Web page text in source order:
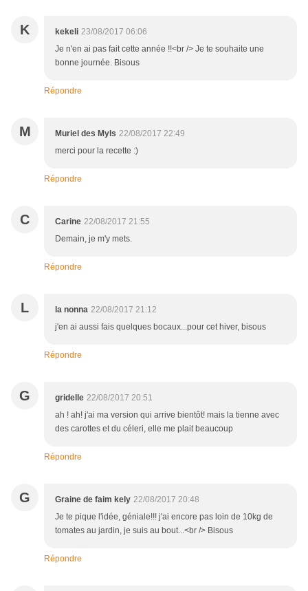
K kekeli 23/08/2017 06:06
Je n'en ai pas fait cette année !!<br /> Je te souhaite une
bonne journée. Bisous
Répondre
M Muriel des Myls 22/08/2017 22:49
merci pour la recette :)
Répondre
C Carine 22/08/2017 21:55
Demain, je m'y mets.
Répondre
L la nonna 22/08/2017 21:12
j'en ai aussi fais quelques bocaux...pour cet hiver, bisous
Répondre
G gridelle 22/08/2017 20:51
ah ! ah! j'ai ma version qui arrive bientôt! mais la tienne avec
des carottes et du céleri, elle me plait beaucoup
Répondre
G Graine de faim kely 22/08/2017 20:48
Je te pique l'idée, géniale!!! j'ai encore pas loin de 10kg de
tomates au jardin, je suis au bout...<br /> Bisous
Répondre